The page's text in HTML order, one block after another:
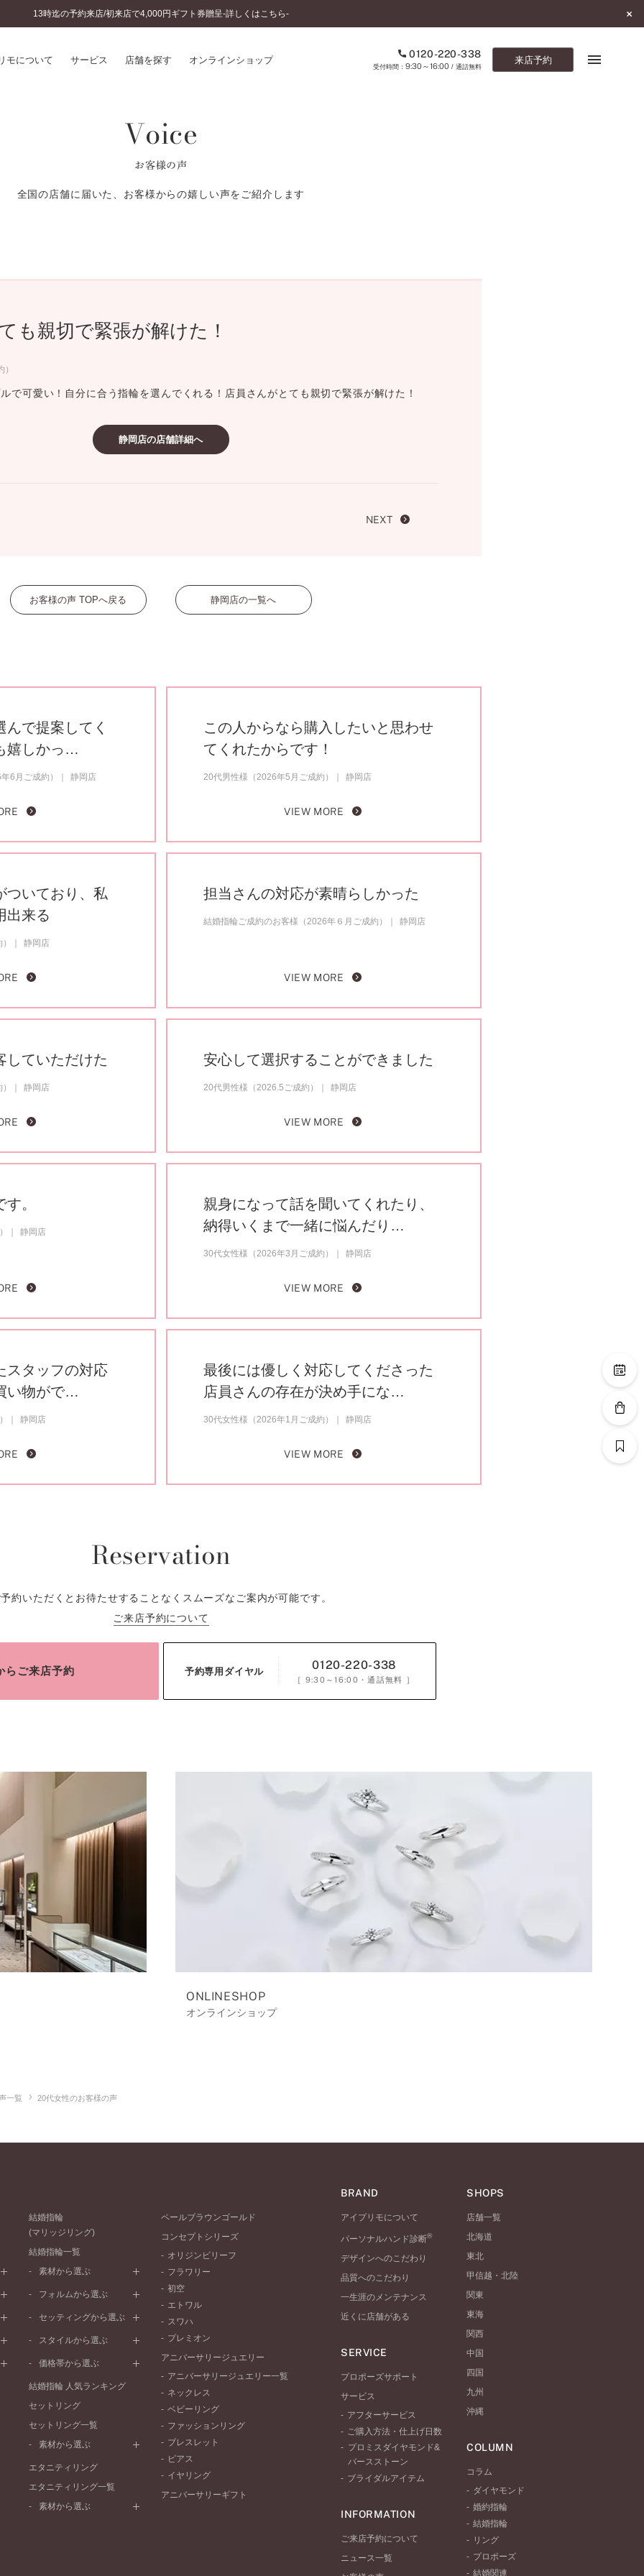
13時迄の予約来店/初来店で4,000円ギフト券贈呈-詳しくはこちら-
モについて サービス 店舗を探す オンラインショップ 0120-220-338
9:30～16:00/ 通話無料
来店予約
のこだわり
スダイヤモンド&バースストー
ーズサポート
予約について
婚約指輪とは
結婚指輪とは
セットリングとは
ショップブログ
Voice
お客様の声
全国の店舗に届いた、お客様からの嬉しい声をご紹介します
も親切で緊張が解けた！
で可愛い！自分に合う指輪を選んでくれる！店員さんがとても親切で緊張が解けた！
静岡店の店舗詳細へ
NEXT
お客様の声 TOPへ戻る 静岡店の一覧へ
で提案してく
嬉しかっ…
6月ご成約） 静岡店
この人からなら購入したいと思わせ
てくれたからです！
20代男性様（2026年5月ご成約） 静岡店
VIEW MORE
ついており、私
出来る
静岡店
担当さんの対応が素晴らしかった
結婚指輪ご成約のお客様（2026年６月ご成約） 静岡店
VIEW MORE
していただけた
静岡店
安心して選択することができました
20代男性様（2026.5ご成約） 静岡店
VIEW MORE
。
静岡店
親身になって話を聞いてくれたり、
納得いくまで一緒に悩んだり…
30代女性様（2026年3月ご成約） 静岡店
VIEW MORE
スタッフの対応
い物がで…
静岡店
最後には優しく対応してくださった
店員さんの存在が決め手にな…
30代女性様（2026年1月ご成約） 静岡店
VIEW MORE
Reservation
約いただくとお待たせすることなくスムーズなご案内が可能です。
ご来店予約について
らご来店予約 予約専用ダイヤル 0120-220-338
［ 9:30～16:00 ・通話無料 ］
ONLINESHOP
オンラインショップ
一覧 20代女性のお客様の声
結婚指輪
(マリッジリング)
結婚指輪一覧
素材から選ぶ
プラチナ
ピンクゴールド
ペールブラウンゴールド
フォルムから選ぶ
ストレートライン
V字ライン
セッティングから選ぶ
プレーン
セベラルメレ
ラインメレ
スタイルから選ぶ
シンプル
モード
エレガント
ゴージャス
価格帯から選ぶ
50万円～
20万円～30万円
10万円～20万円
結婚指輪 人気ランキング
セットリング
セットリング一覧
素材から選ぶ
プラチナ
ペールブラウンゴールド
エタニティリング
エタニティリング一覧
素材から選ぶ
ペールブラウンゴールド
コンセプトシリーズ
オリジンビリーフ
フラワリー
初空
エトワル
スワハ
プレミオン
アニバーサリージュエリー
アニバーサリージュエリー一覧
ネックレス
ベビーリング
ファッションリング
ブレスレット
ピアス
イヤリング
アニバーサリーギフト
BRAND
アイプリモについて
パーソナルハンド診断®
デザインへのこだわり
品質へのこだわり
一生涯のメンテナンス
近くに店舗がある
SERVICE
プロポーズサポート
サービス
アフターサービス
ご購入方法・仕上げ日数
プロミスダイヤモンド&
バースストーン
ブライダルアイテム
INFORMATION
ご来店予約について
ニュース一覧
SHOPS
店舗一覧
北海道
東北
甲信越・北陸
関東
東海
関西
中国
四国
九州
沖縄
COLUMN
コラム
ダイヤモンド
婚約指輪
結婚指輪
リング
プロポーズ
結婚関連